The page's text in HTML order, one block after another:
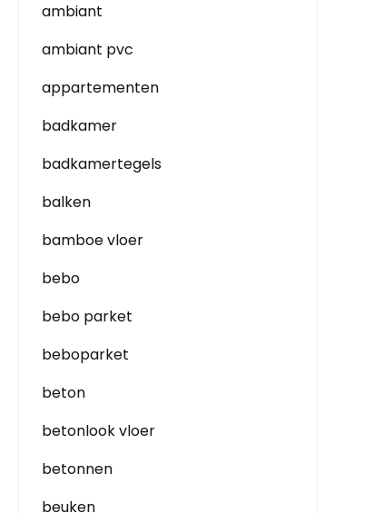
ambiant
ambiant pvc
appartementen
badkamer
badkamertegels
balken
bamboe vloer
bebo
bebo parket
beboparket
beton
betonlook vloer
betonnen
beuken